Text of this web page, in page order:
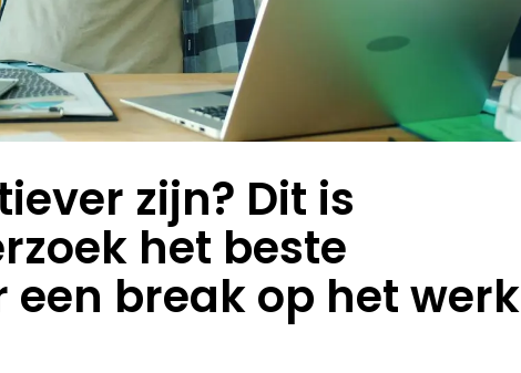
zijn? Dit is
het beste
break op het werk